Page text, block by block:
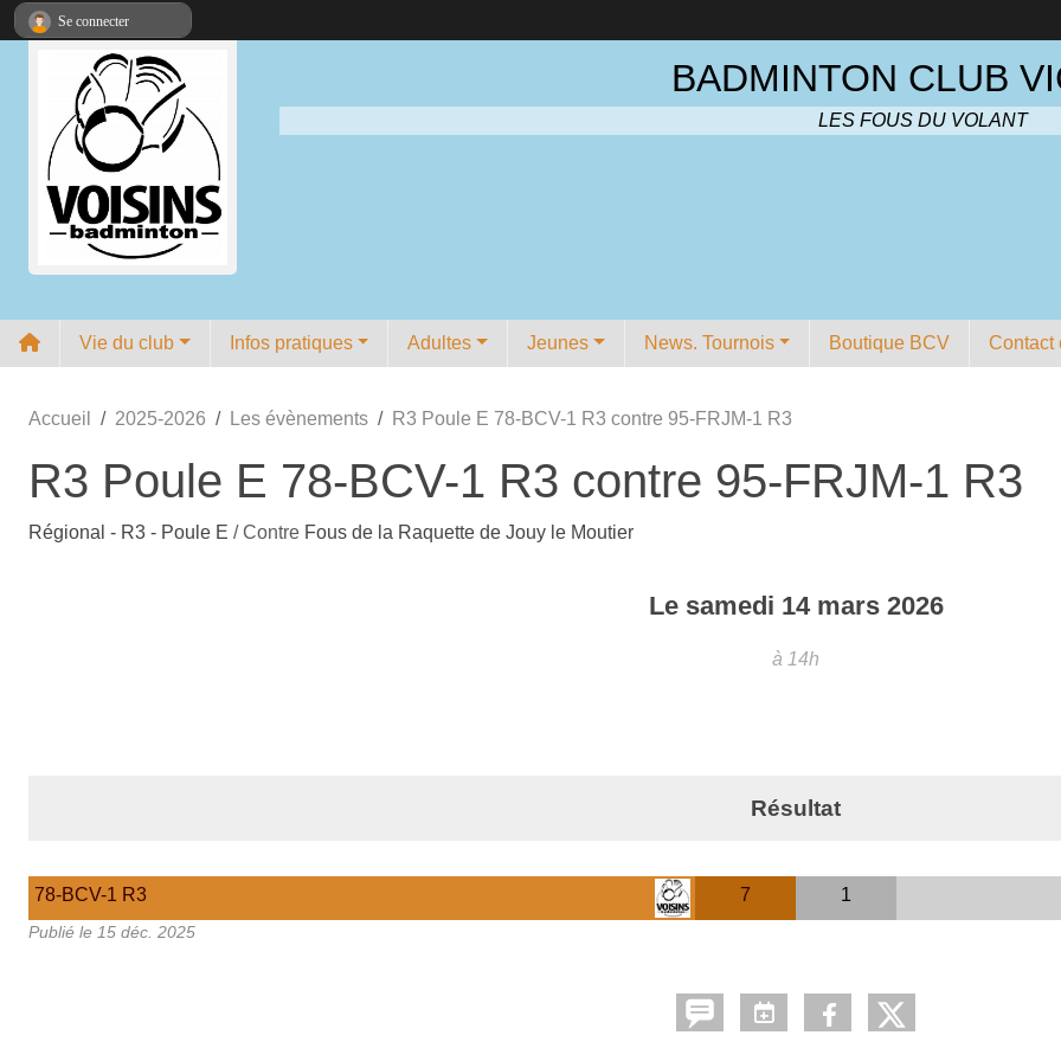
BADMINTON CLUB
LES FOUS DU VOLANT
Vie du club Infos pratiques Adultes Jeunes News. Tournois Boutique BCV Contact
Accueil 2025-2026 Les évènements R3 Poule E 78-BCV-1 R3 contre 95-FRJM-1 R3
R3 Poule E 78-BCV-1 R3 contre 95-FRJM-1 R3
Régional - R3 - Poule E / Contre Fous de la Raquette de Jouy le Moutier
Le samedi 14 mars 2026
à 14h
Résultat
78-BCV-1 R3 7 1
Publié le 15 déc. 2025
Se connecter
Panneau de gestion des cookies